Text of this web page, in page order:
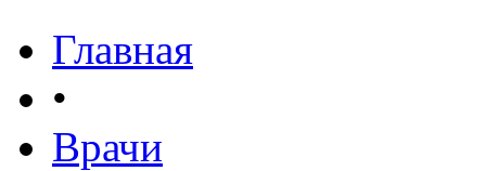
Главная
•
Врачи